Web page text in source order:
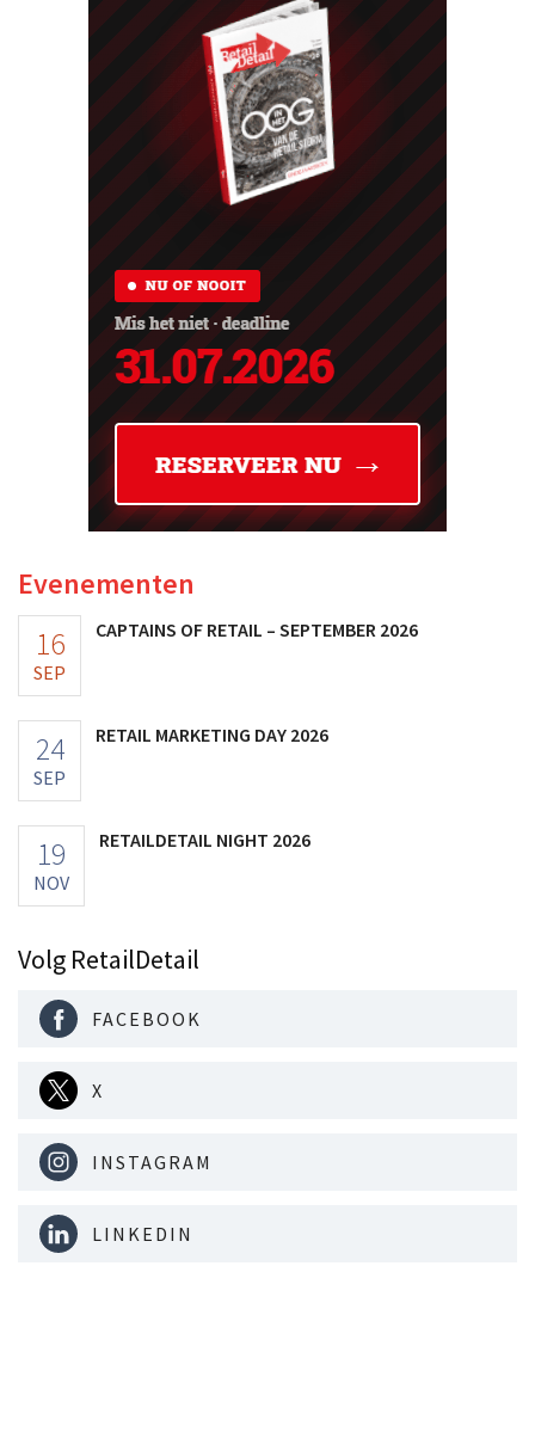
Evenementen
16
SEP
CAPTAINS OF RETAIL – SEPTEMBER 2026
24
SEP
RETAIL MARKETING DAY 2026
19
NOV
RETAILDETAIL NIGHT 2026
Volg RetailDetail
FACEBOOK
X
INSTAGRAM
LINKEDIN